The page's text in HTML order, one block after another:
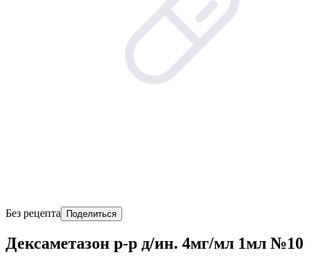
Без рецепта Поделиться
Дексаметазон р-р д/ин. 4мг/мл 1мл №10